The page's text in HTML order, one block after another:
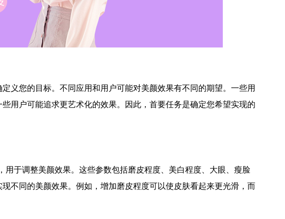
义您的目标。不同应用和用户可能对美颜效果有不同的期望。一些用
用户可能追求更艺术化的效果。因此，首要任务是确定您希望实现的
用于调整美颜效果。这些参数包括磨皮程度、美白程度、大眼、瘦脸
不同的美颜效果。例如，增加磨皮程度可以使皮肤看起来更光滑，而